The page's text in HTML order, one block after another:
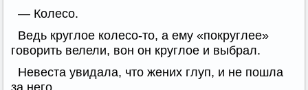
— Колесо.
Ведь круглое колесо-то, а ему «покруглее»
говорить велели, вон он круглое и выбрал.
Невеста увидала, что жених глуп, и не пошла
за него.